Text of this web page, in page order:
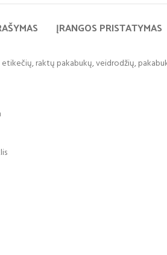
ĮRANGOS PRISTATYMAS
raktų pakabukų, veidrodžių,